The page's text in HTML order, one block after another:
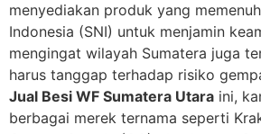
menyediakan produk yang
Indonesia (SNI) untuk menjamin
mengingat wilayah Sumatera juga
harus tanggap terhadap risiko
Jual Besi WF Sumatera Utara ini,
berbagai merek ternama seperti